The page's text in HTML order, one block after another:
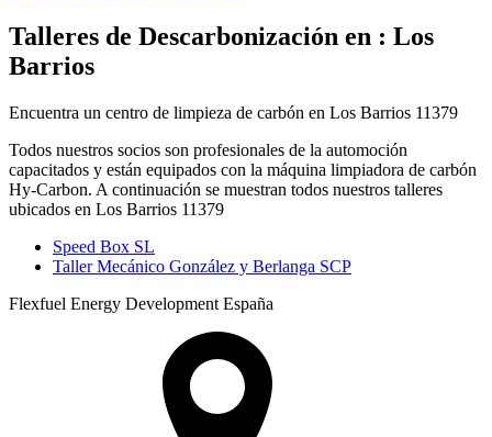
Talleres de Descarbonización en : Los
Barrios
Encuentra un centro de limpieza de carbón en Los Barrios 11379
Todos nuestros socios son profesionales de la automoción
capacitados y están equipados con la máquina limpiadora de carbón
Hy-Carbon. A continuación se muestran todos nuestros talleres
ubicados en Los Barrios 11379
Speed Box SL
Taller Mecánico González y Berlanga SCP
Flexfuel Energy Development España